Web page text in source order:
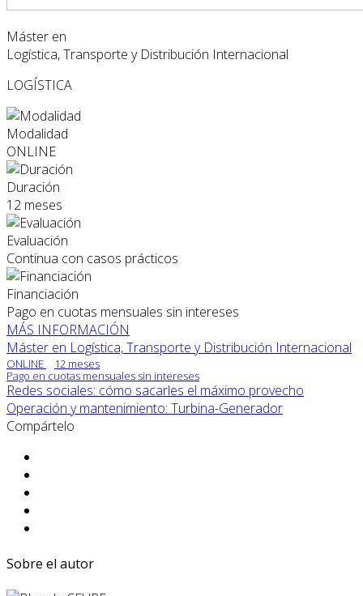
Máster en
Logística, Transporte y Distribución Internacional
LOGÍSTICA
Modalidad
ONLINE
Duración
12 meses
Evaluación
Continua con casos prácticos
Financiación
Pago en cuotas mensuales sin intereses
MÁS INFORMACIÓN
Máster en Logística, Transporte y Distribución Internacional
ONLINE
12 meses
Pago en cuotas mensuales sin intereses
Redes sociales: cómo sacarles el máximo provecho
Operación y mantenimiento: Turbina-Generador
Compártelo
Sobre el autor